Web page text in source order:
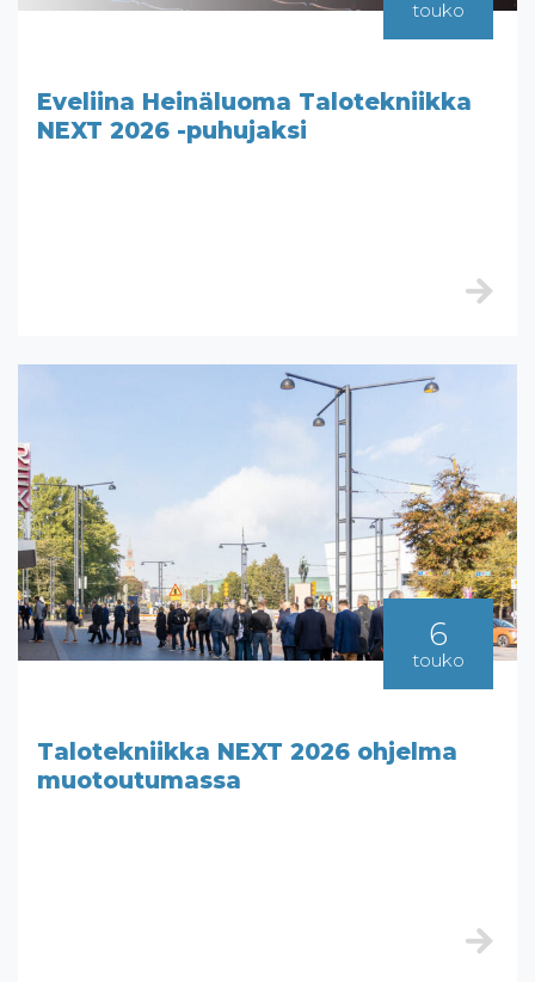
touko
Eveliina Heinäluoma Talotekniikka
NEXT 2026 -puhujaksi
6
touko
Talotekniikka NEXT 2026 ohjelma
muotoutumassa